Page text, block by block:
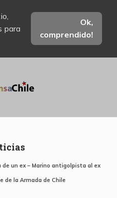
para
Ok,
comprendido!
de un ex – Marino antigolpista al ex
de la Armada de Chile